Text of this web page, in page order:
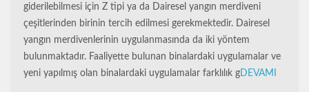
giderilebilmesi için Z tipi ya da Dairesel yangın merdiveni
çeşitlerinden birinin tercih edilmesi gerekmektedir. Dairesel
yangın merdivenlerinin uygulanmasında da iki yöntem
bulunmaktadır. Faaliyette bulunan binalardaki uygulamalar ve
yeni yapılmış olan binalardaki uygulamalar farklılık gDEVAMI